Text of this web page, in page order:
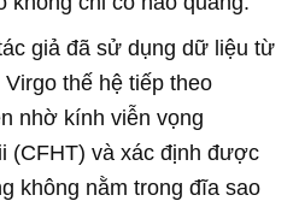
giả đã sử dụng dữ liệu từ
thế hệ tiếp theo
nhờ kính viễn vọng
(CFHT) và xác định được
không nằm trong đĩa sao